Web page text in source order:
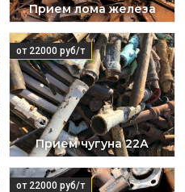
Прием лома железа
Прием чугуна 22А
от 22000 руб/т
от 22000 руб/т